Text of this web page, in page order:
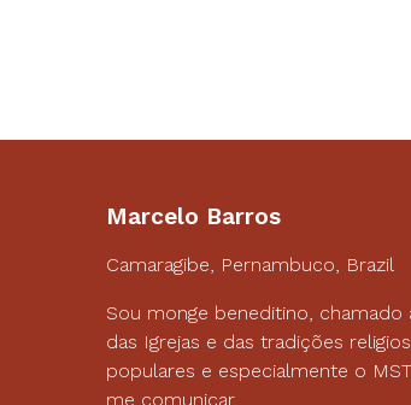
Marcelo Barros
Camaragibe, Pernambuco, Brazil
Sou monge beneditino, chamado
das Igrejas e das tradições
populares e especialmente o
me comunicar.